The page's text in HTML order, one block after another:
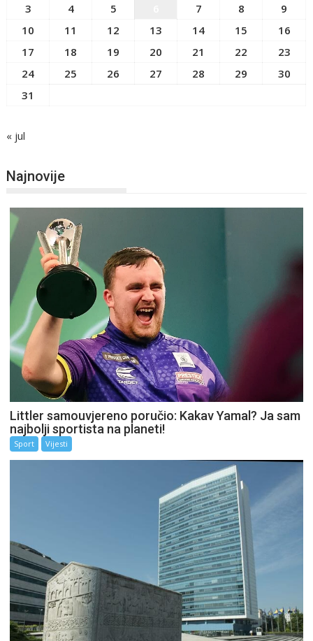
3
4 5 7 8
9
10
11 12 13 14 15
16
17
18 19 20 21 22
23
24
25 26 27 28 29
30
31
« jul
Najnovije
Littler samouvjereno poručio: Kakav Yamal? Ja sam
najbolji sportista na planeti!
Sport Vijesti